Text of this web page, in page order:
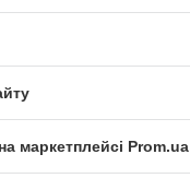
маркетплейсі Prom.ua